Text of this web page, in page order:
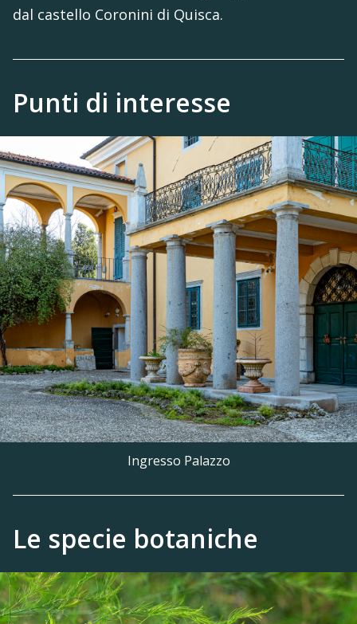
dal castello Coronini di Quisca.
Punti di interesse
Ingresso Palazzo
Le specie botaniche